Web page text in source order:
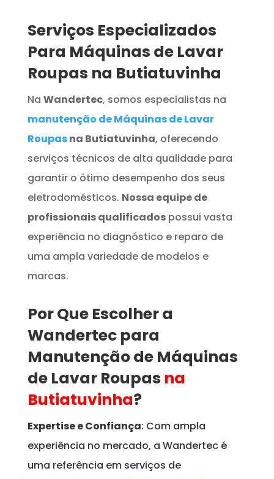
Serviços Especializados
Para Máquinas de Lavar
Roupas na Butiatuvinha
Na Wandertec, somos especialistas na
manutenção de Máquinas de Lavar
Roupasna Butiatuvinha, oferecendo
serviços técnicos de alta qualidade para
garantir o ótimo desempenho dos seus
eletrodomésticos. Nossa equipe de
profissionais qualificadospossui vasta
experiência no diagnóstico e reparo de
uma ampla variedade de modelos e
marcas.
Por Que Escolher a
Wandertec para
Manutenção de Máquinas
de Lavar Roupas na
Butiatuvinha?
Expertise e Confiança: Com ampla
experiência no mercado, a Wandertec é
uma referência em serviços de